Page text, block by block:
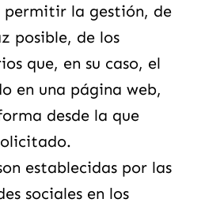
la gestión, de
posible, de los
que, en su caso, el
en una página web,
desde la que
establecidas por las
sociales en los